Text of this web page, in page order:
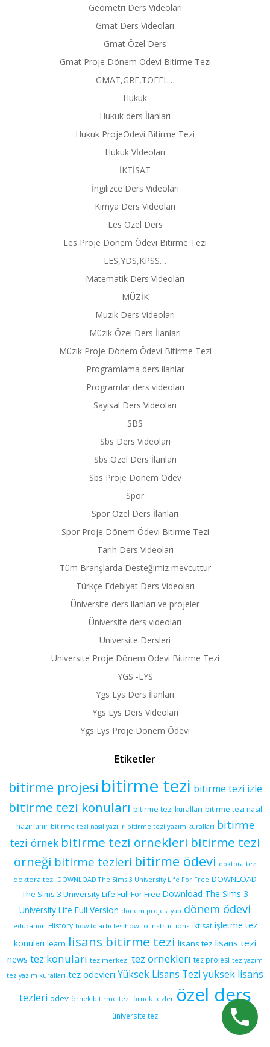
Geometri Ders Videoları
Gmat Ders Videoları
Gmat Özel Ders
Gmat Proje Dönem Ödevi Bitirme Tezi
GMAT,GRE,TOEFL…
Hukuk
Hukuk ders İlanları
Hukuk ProjeÖdevi Bitirme Tezi
Hukuk Vİdeoları
İKTİSAT
İngilizce Ders Videoları
Kimya Ders Videoları
Les Özel Ders
Les Proje Dönem Ödevi Bitirme Tezi
LES,YDS,KPSS…
Matematik Ders Videoları
MÜZİK
Muzik Ders Videoları
Müzik Özel Ders İlanları
Müzik Proje Dönem Ödevi Bitirme Tezi
Programlama ders ilanlar
Programlar ders videoları
Sayısal Ders Videoları
SBS
Sbs Ders Videoları
Sbs Özel Ders İlanları
Sbs Proje Dönem Ödev
Spor
Spor Özel Ders İlanları
Spor Proje Dönem Ödevi Bitirme Tezi
Tarih Ders Videoları
Tüm Branşlarda Desteğimiz mevcuttur
Türkçe Edebiyat Ders Videoları
Üniversite ders ilanları ve projeler
Üniversite ders videoları
Üniversite Dersleri
Üniversite Proje Dönem Ödevi Bitirme Tezi
YGS -LYS
Ygs Lys Ders İlanları
Ygs Lys Ders Videoları
Ygs Lys Proje Dönem Ödevi
Etiketler
bitirme projesi bitirme tezi bitirme tezi izle
bitirme tezi konuları bitirme tezi kuralları bitirme tezi nasıl
hazırlanır bitirme tezi nasıl yazılır bitirme tezi yazım kuralları bitirme
tezi örnek bitirme tezi örnekleri bitirme tezi
örneği bitirme tezleri bitirme ödevi doktora tez
doktora tezi DOWNLOAD The Sims 3 University Life For Free DOWNLOAD
The Sims 3 University Life Full For Free Download The Sims 3
University Life Full Version dönem projesi yap dönem ödevi
education History how to articles how to instructions iktisat işletme tez
konuları learn lisans bitirme tezi lisans tez lisans tezi
news tez konuları tez merkezi tez orneklerı tez projesi tez yazım
tez yazım kuralları tez ödevleri Yüksek Lisans Tezi yüksek lisans
tezleri ödev örnek bitirme tezi örnek tezler özel ders
üniversite tez